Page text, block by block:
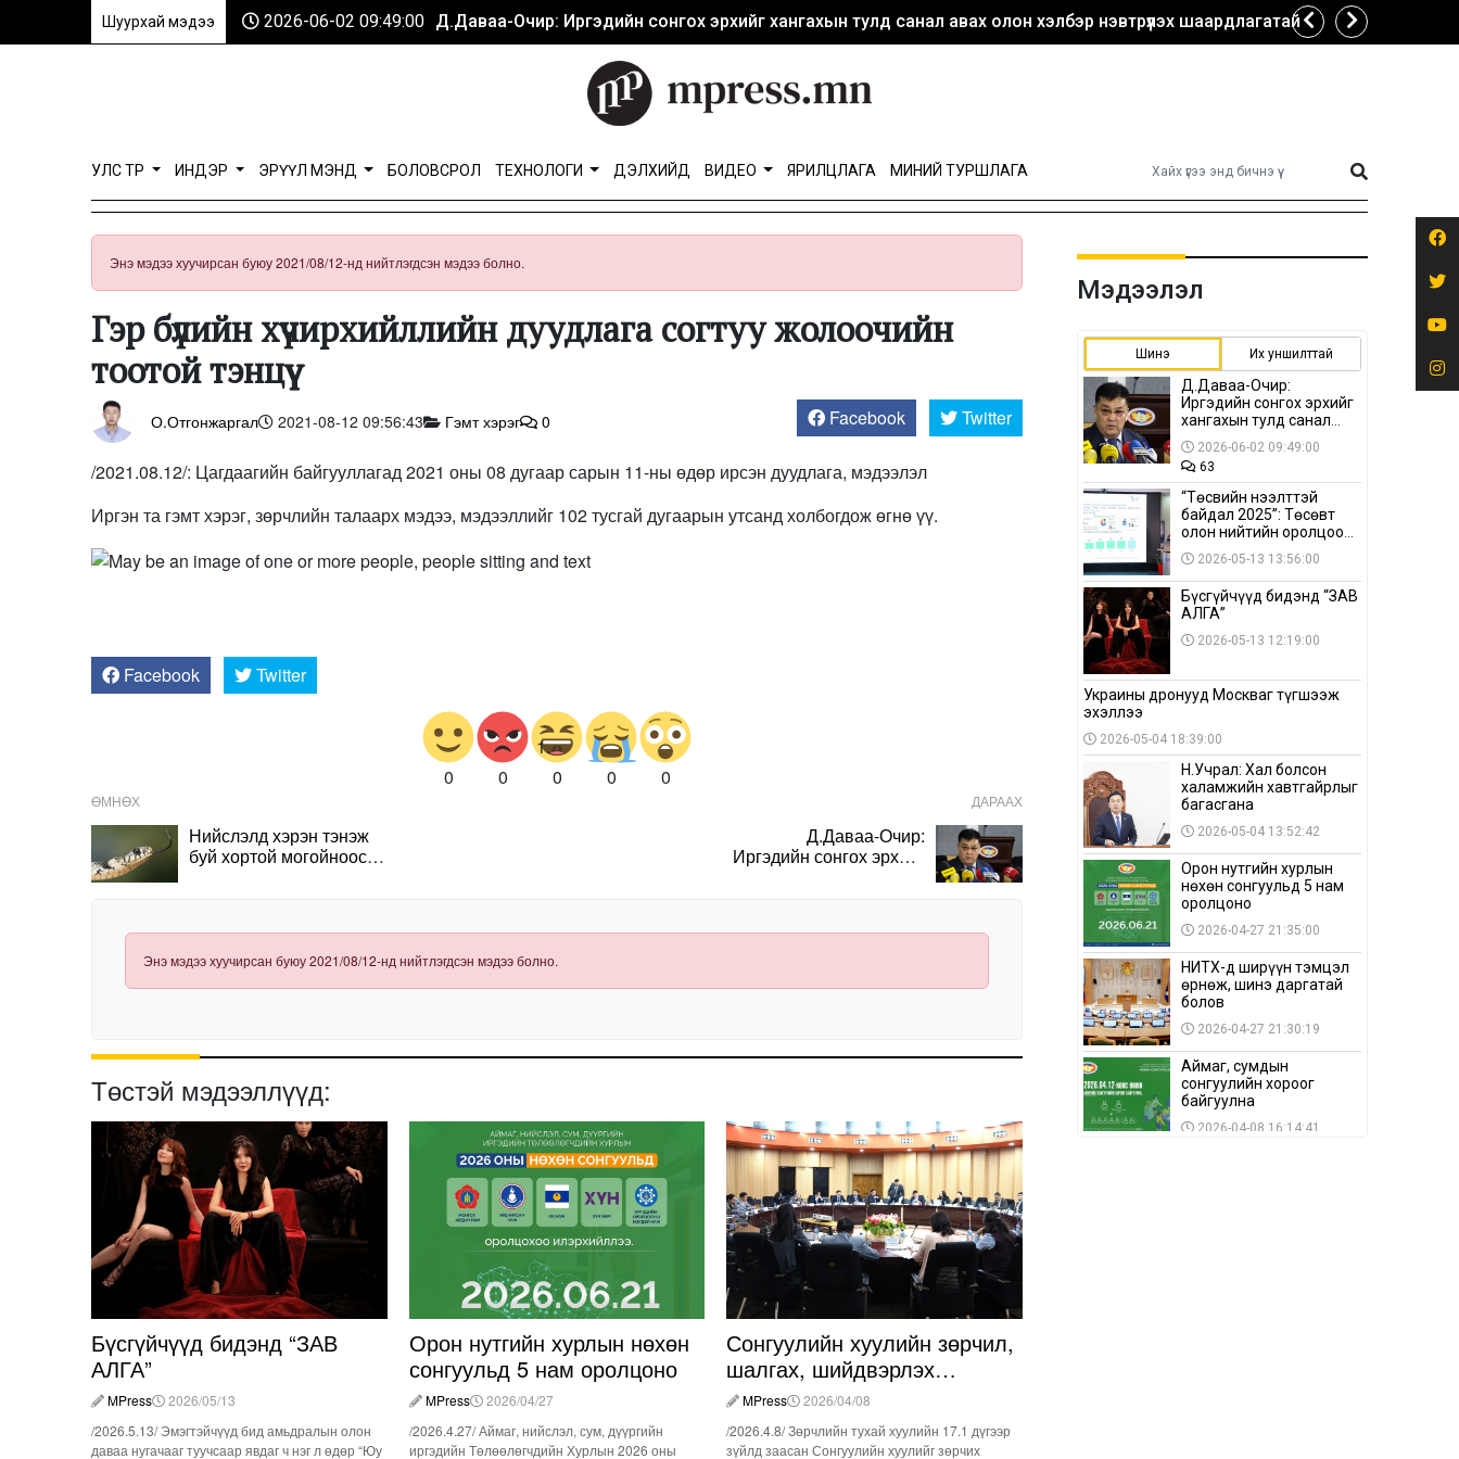
Шуурхай мэдээ 2026-06-02 09:49:00 Д.Даваа-Очир: Иргэдийн сонгох эрхийг хангахын тулд санал авах олон хэлбэр нэвтрүүлэх шаардлагатай
УЛС ТӨР ИНДЭР ЭРҮҮЛ МЭНД БОЛОВСРОЛ ТЕХНОЛОГИ ДЭЛХИЙД ВИДЕО ЯРИЛЦЛАГА МИНИЙ ТУРШЛАГА
Энэ мэдээ хуучирсан буюу 2021/08/12-нд нийтлэгдсэн мэдээ болно.
Гэр бүлийн хүчирхийллийн дуудлага согтуу жолоочийн
тоотой тэнцүү
О.Отгонжаргал 2021-08-12 09:56:43 Гэмт хэрэг 0 Facebook Twitter
/2021.08.12/: Цагдаагийн байгууллагад 2021 оны 08 дугаар сарын 11-ны өдөр ирсэн дуудлага, мэдээлэл
Иргэн та гэмт хэрэг, зөрчлийн талаарх мэдээ, мэдээллийг 102 тусгай дугаарын утсанд холбогдож өгнө үү.
Facebook Twitter
0 0 0 0 0
ӨМНӨХ
Нийслэлд хэрэн тэнэж
буй хортой могойноос
ДАРААХ
Д.Даваа-Очир:
Иргэдийн сонгох эрхийг
шаардлагатай
Энэ мэдээ хуучирсан буюу 2021/08/12-нд нийтлэгдсэн мэдээ болно.
Төстэй мэдээллүүд:
Бүсгүйчүүд бидэнд “ЗАВ
АЛГА”
MPress
2026/05/13
/2026.5.13/ Эмэгтэйчүүд бид амьдралын олон
даваа нугачааг туучсаар явдаг ч нэг л өдөр “Юу
Орон нутгийн хурлын нөхөн
сонгуульд 5 нам оролцоно
MPress
2026/04/27
/2026.4.27/ Аймаг, нийслэл, сум, дүүргийн
иргэдийн Төлөөлөгчдийн Хурлын 2026 оны
Сонгуулийн хуулийн зөрчил,
шалгах, шийдвэрлэх
ажиллагааны талаар
хэлэлцлээ
MPress
2026/04/08
/2026.4.8/ Зөрчлийн тухай хуулийн 17.1 дүгээр
зүйлд заасан Сонгуулийн хуулийг зөрчих
Мэдээлэл
Шинэ Их уншилттай
Д.Даваа-Очир:
Иргэдийн сонгох эрхийг
хангахын тулд санал
авах олон хэлбэр
нэвтрүүлэх
шаардлагатай
2026-06-02 09:49:00
63
“Төсвийн нээлттэй
байдал 2025”: Төсөвт
олон нийтийн оролцоо
бага байна
2026-05-13 13:56:00
Бүсгүйчүүд бидэнд “ЗАВ
АЛГА”
2026-05-13 12:19:00
Украины дронууд Москваг түгшээж
эхэллээ
2026-05-04 18:39:00
Н.Учрал: Хал болсон
халамжийн хавтгайрлыг
багасгана
2026-05-04 13:52:42
Орон нутгийн хурлын
нөхөн сонгуульд 5 нам
оролцоно
2026-04-27 21:35:00
НИТХ-д ширүүн тэмцэл
өрнөж, шинэ даргатай
болов
2026-04-27 21:30:19
Аймаг, сумдын
сонгуулийн хороог
байгуулна
2026-04-08 16:14:41